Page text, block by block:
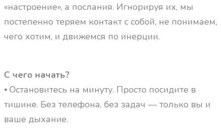
«настроение», а послания. Игнорируя их, мы
постепенно теряем контакт с собой, не понимаем,
чего хотим, и движемся по инерции.
С чего начать?
⦁ Остановитесь на минуту. Просто посидите в
тишине. Без телефона, без задач — только вы и
ваше дыхание.